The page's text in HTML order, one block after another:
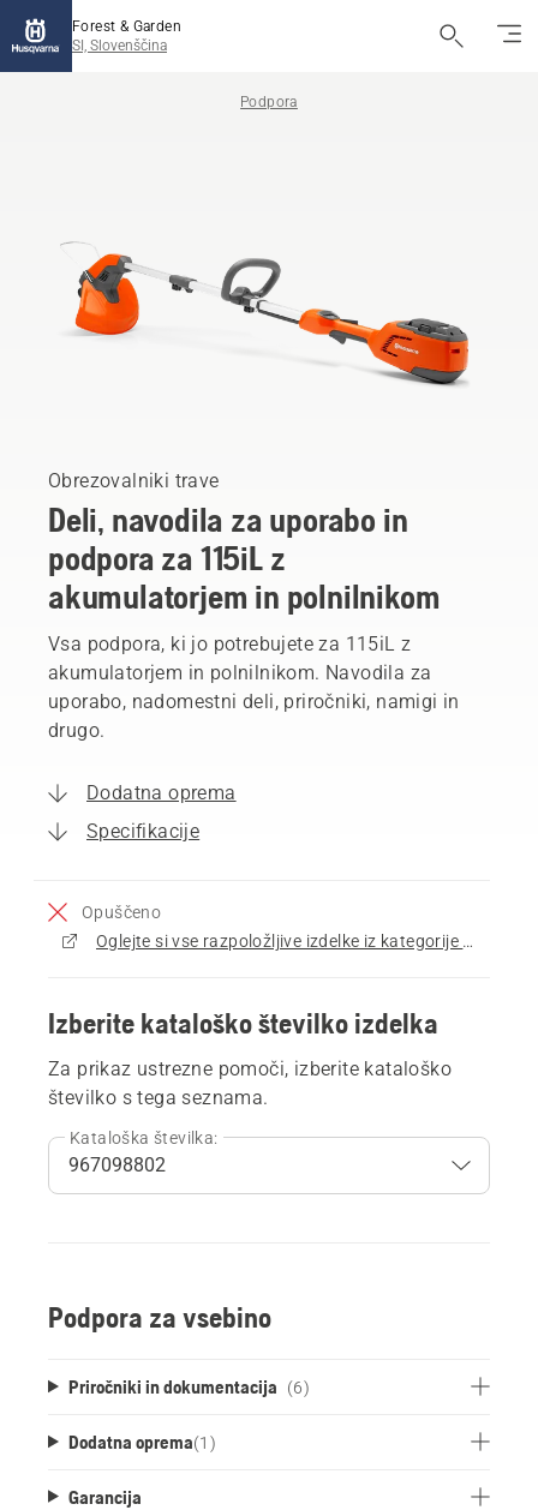
Forest & Garden
SI, Slovenščina
Podpora
Obrezovalniki trave
Deli, navodila za uporabo in
podpora za 115iL z
akumulatorjem in polnilnikom
Vsa podpora, ki jo potrebujete za 115iL z
akumulatorjem in polnilnikom. Navodila za
uporabo, nadomestni deli, priročniki, namigi in
drugo.
Dodatna oprema
Specifikacije
Opuščeno
Oglejte si vse razpoložljive izdelke iz kategorije Obrezovalniki trave
Izberite kataloško številko izdelka
Za prikaz ustrezne pomoči, izberite kataloško
številko s tega seznama.
Kataloška številka:
Podpora za vsebino
Priročniki in dokumentacija (6)
Dodatna oprema(1 )
Garancija